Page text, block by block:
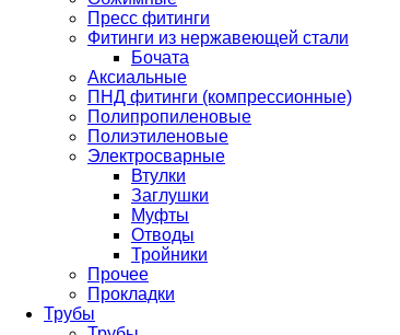
Пресс фитинги
Фитинги из нержавеющей стали
Бочата
Аксиальные
ПНД фитинги (компрессионные)
Полипропиленовые
Полиэтиленовые
Электросварные
Втулки
Заглушки
Муфты
Отводы
Тройники
Прочее
Прокладки
Трубы